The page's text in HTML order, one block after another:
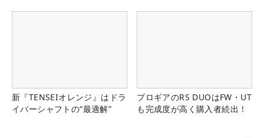
新『TENSEIオレンジ』はドラ
イバーシャフトの“最適解”
プロギアのRS DUOはFW・UT
も完成度が高く購入者続出！